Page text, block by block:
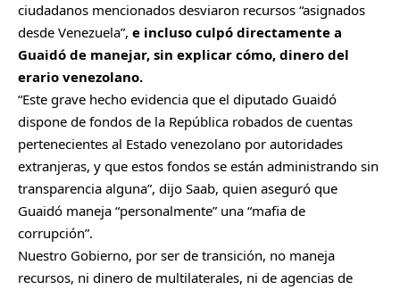
ciudadanos mencionados desviaron recursos “asignados
desde Venezuela”, e incluso culpó directamente a
Guaidó de manejar, sin explicar cómo, dinero del
erario venezolano.
“Este grave hecho evidencia que el diputado Guaidó
dispone de fondos de la República robados de cuentas
pertenecientes al Estado venezolano por autoridades
extranjeras, y que estos fondos se están administrando sin
transparencia alguna”, dijo Saab, quien aseguró que
Guaidó maneja “personalmente” una “mafia de
corrupción”.
Nuestro Gobierno, por ser de transición, no maneja
recursos, ni dinero de multilaterales, ni de agencias de